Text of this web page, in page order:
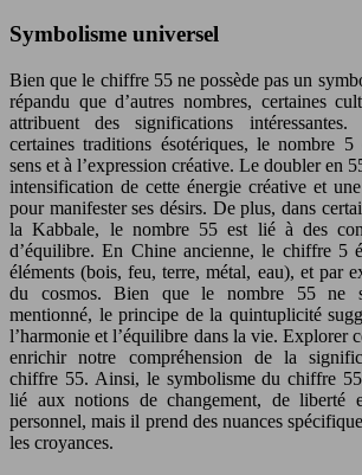
Symbolisme universel
Bien que le chiffre 55 ne possède pas un
répandu que d’autres nombres, certaines
attribuent des significations
certaines traditions ésotériques, le nombre
sens et à l’expression créative. Le doubler en
intensification de cette énergie créative et
pour manifester ses désirs. De plus, dans
la Kabbale, le nombre 55 est lié à des
d’équilibre. En Chine ancienne, le chiffre 5
éléments (bois, feu, terre, métal, eau), et par
du cosmos. Bien que le nombre 55 ne
mentionné, le principe de la quintuplicité
l’harmonie et l’équilibre dans la vie. Explorer
enrichir notre compréhension de la
chiffre 55. Ainsi, le symbolisme du chiffre
lié aux notions de changement, de liberté
personnel, mais il prend des nuances
les croyances.